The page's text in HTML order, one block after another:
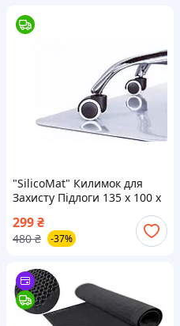
"SilicoMat" Килимок для
Захисту Підлоги 135 х 100 х
299₴
480 ₴ -37%